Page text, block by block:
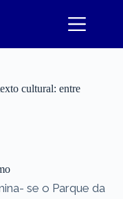
cultural: entre
se o Parque da